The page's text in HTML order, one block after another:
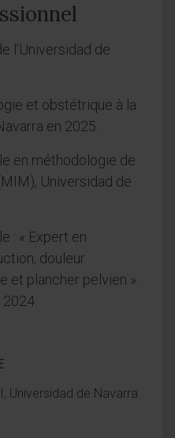
l’Universidad de
et obstétrique à la
en 2025.
en méthodologie de
Universidad de
: « Expert en
douleur
et plancher pelvien ».
Universidad de Navarra